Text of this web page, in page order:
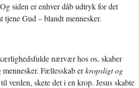
siden er enhver dåb udtryk for det
Gud – blandt mennesker.
nærvær hos os, skaber
Fællesskab erkropsligt og
verden, skete det i en krop. Jesus skabte